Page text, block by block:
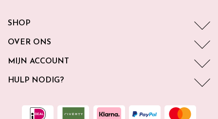
SHOP
OVER ONS
MIJN ACCOUNT
HULP NODIG?